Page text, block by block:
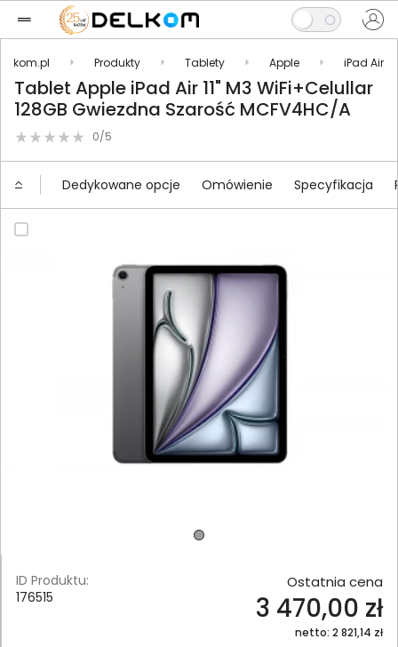
Produkty Tablety Apple iPad Air
Tablet Apple iPad Air 11" M3 WiFi+Celullar
128GB Gwiezdna Szarość MCFV4HC/A
0/5
Dedykowane opcje Omówienie Specyfikacja
ID Produktu:
176515
Ostatnia cena
3 470,00 zł
netto: 2 821,14 zł